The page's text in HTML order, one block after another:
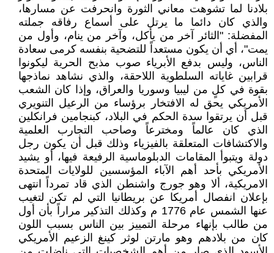
بلادنا لما تشوهت معاني الثورة وانحرفت عن مسارها،
والذي كان دائما ما يرتل على أسماع رفاقه جملته
المفضلة: "الثائر آخر من يأكل، وآخر من ينام، وأول من
يمت"، أي أن يكون مستعداً للتضحية بنفسه كرمى سعادة
الناس، وليس بدفع الأبرياء صوب مذبح الحرية ليكونوا
قرابين غاياته السلطوية اللاحقة، والذي نشاهد نماذجها
بقوة في كلٍ من ليبيا وسوريا والعراق، وإذا كان الشعب
الأمريكي يحق له الافتخار برؤساء من الرعيل التنويري
قبل أن يرتقوا سدة الحكم في البلاد، كبنجامين فرانكلين
الذي كان عالماً ومخترعاً وصاحب التجارب العلمية
والاكتشافات المتعلقة بالفيزياء وذلك قبل أن يكون رجل
دولة ويتبوأ المقامات الدبلوماسية الرفيعة فيها، أو يشيد
الأمريكي بأحد أهم الآباء المؤسسين للولايات المتحدة
الامريكية، ألا وهو جورج واشنطن الذي قاد تمرداً انتهى
بإعلان انفصال أمريكا عن بريطانيا التي لم تكن لتغيب
عنها الشمس عام 1776 م وكذلك التذكير مراراً بأن أول
من طالب بإنهاء مرحلة التمييز بين الناس بسبب اللون
كان من بلادهم وهو مارتن لوثر كينغ الزعيم الأمريكي